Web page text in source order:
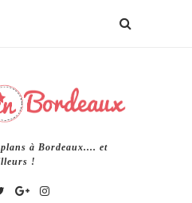
à Bordeaux.... et
!